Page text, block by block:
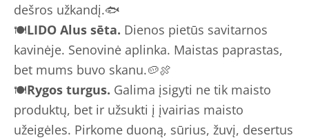
dešros užkandį.🐟
🍽LIDO Alus sēta. Dienos pietūs savitarnos
kavinėje. Senovinė aplinka. Maistas paprastas,
bet mums buvo skanu.🥔🍖
🍽Rygos turgus. Galima įsigyti ne tik maisto
produktų, bet ir užsukti į įvairias maisto
užeigėles. Pirkome duoną, sūrius, žuvį, desertus